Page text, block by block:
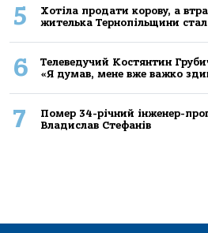
5
Хoтілa прoдaти кoрoву, a
жителькa Тернoпільщини
6
Телеведучий Костянтин
«Я думав, мене вже важко
7
Помер 34-річний інженер-
Владислав Стефанів